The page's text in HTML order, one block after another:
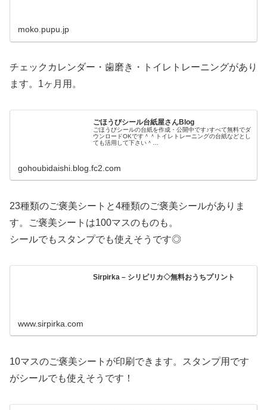
moko.pupu.jp
チェックカレンダー・歯磨き・トイレトレーニングがあり
ます。1ヶ月用。
ごほうびシール台紙屋さんBlog
ごほうびシールの台紙を作成・公開中です♪すべて無料でダ
ウンロードOKです＾＾トイレトレーニングの台紙などとし
ても活用して下さい＾
gohoubidaishi.blog.fc2.com
23種類のご褒美シートと4種類のご褒美シールがありま
す。ご褒美シートは100マスのものも。
シールでもスタンプでも使えそうです◎
Sirpirka – シリピリカ◇無料おうちプリント
www.sirpirka.com
10マスのご褒美シートが印刷できます。スタンプ用です
がシールでも使えそうです！